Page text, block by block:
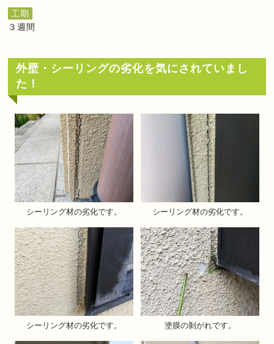
工期
３週間
外壁・シーリングの劣化を気にされていまし
た！
シーリング材の劣化です。 シーリング材の劣化です。
シーリング材の劣化です。 塗膜の剝がれです。